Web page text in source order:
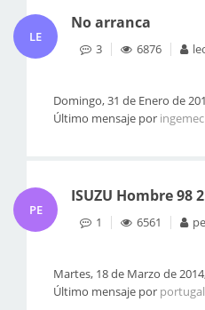
LE
No arranca
3 6876
Domingo, 31 de Enero de
Último mensaje por ingemec
PE
ISUZU Hombre 98
1 6561
Martes, 18 de Marzo de
Último mensaje por portugal